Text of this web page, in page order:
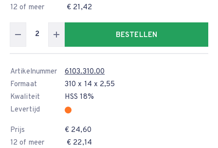
12 of meer
€ 21,42
BESTELLEN
Artikelnummer
6103.310.00
Formaat
310 x 14 x 2,55
Kwaliteit
HSS 18%
Levertijd
Prijs
€ 24,60
12 of meer
€ 22,14